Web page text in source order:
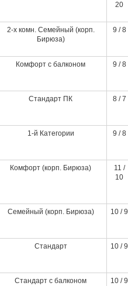
20
2-х комн. Семейный (корп.
Бирюза)
9 / 8
Комфорт с балконом 9 / 8
Стандарт ПК 8 / 7
1-й Категории 9 / 8
Комфорт (корп. Бирюза)
11 /
10
Семейный (корп. Бирюза) 10 / 9
Стандарт 10 / 9
Стандарт с балконом 10 / 9